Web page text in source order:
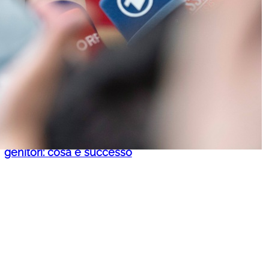
Seggiovia Palafavera bloccata da
un fulmine: paura in quota per una
famiglia e i loro cani
metri durante un’escursione con i
genitori: cosa è successo